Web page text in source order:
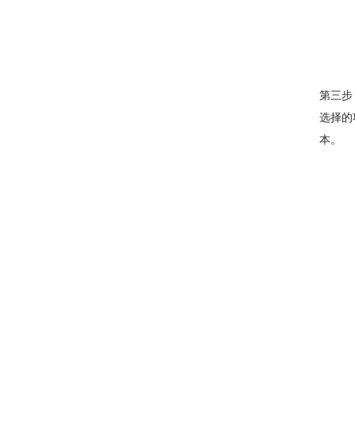
第三步
选择的
本。